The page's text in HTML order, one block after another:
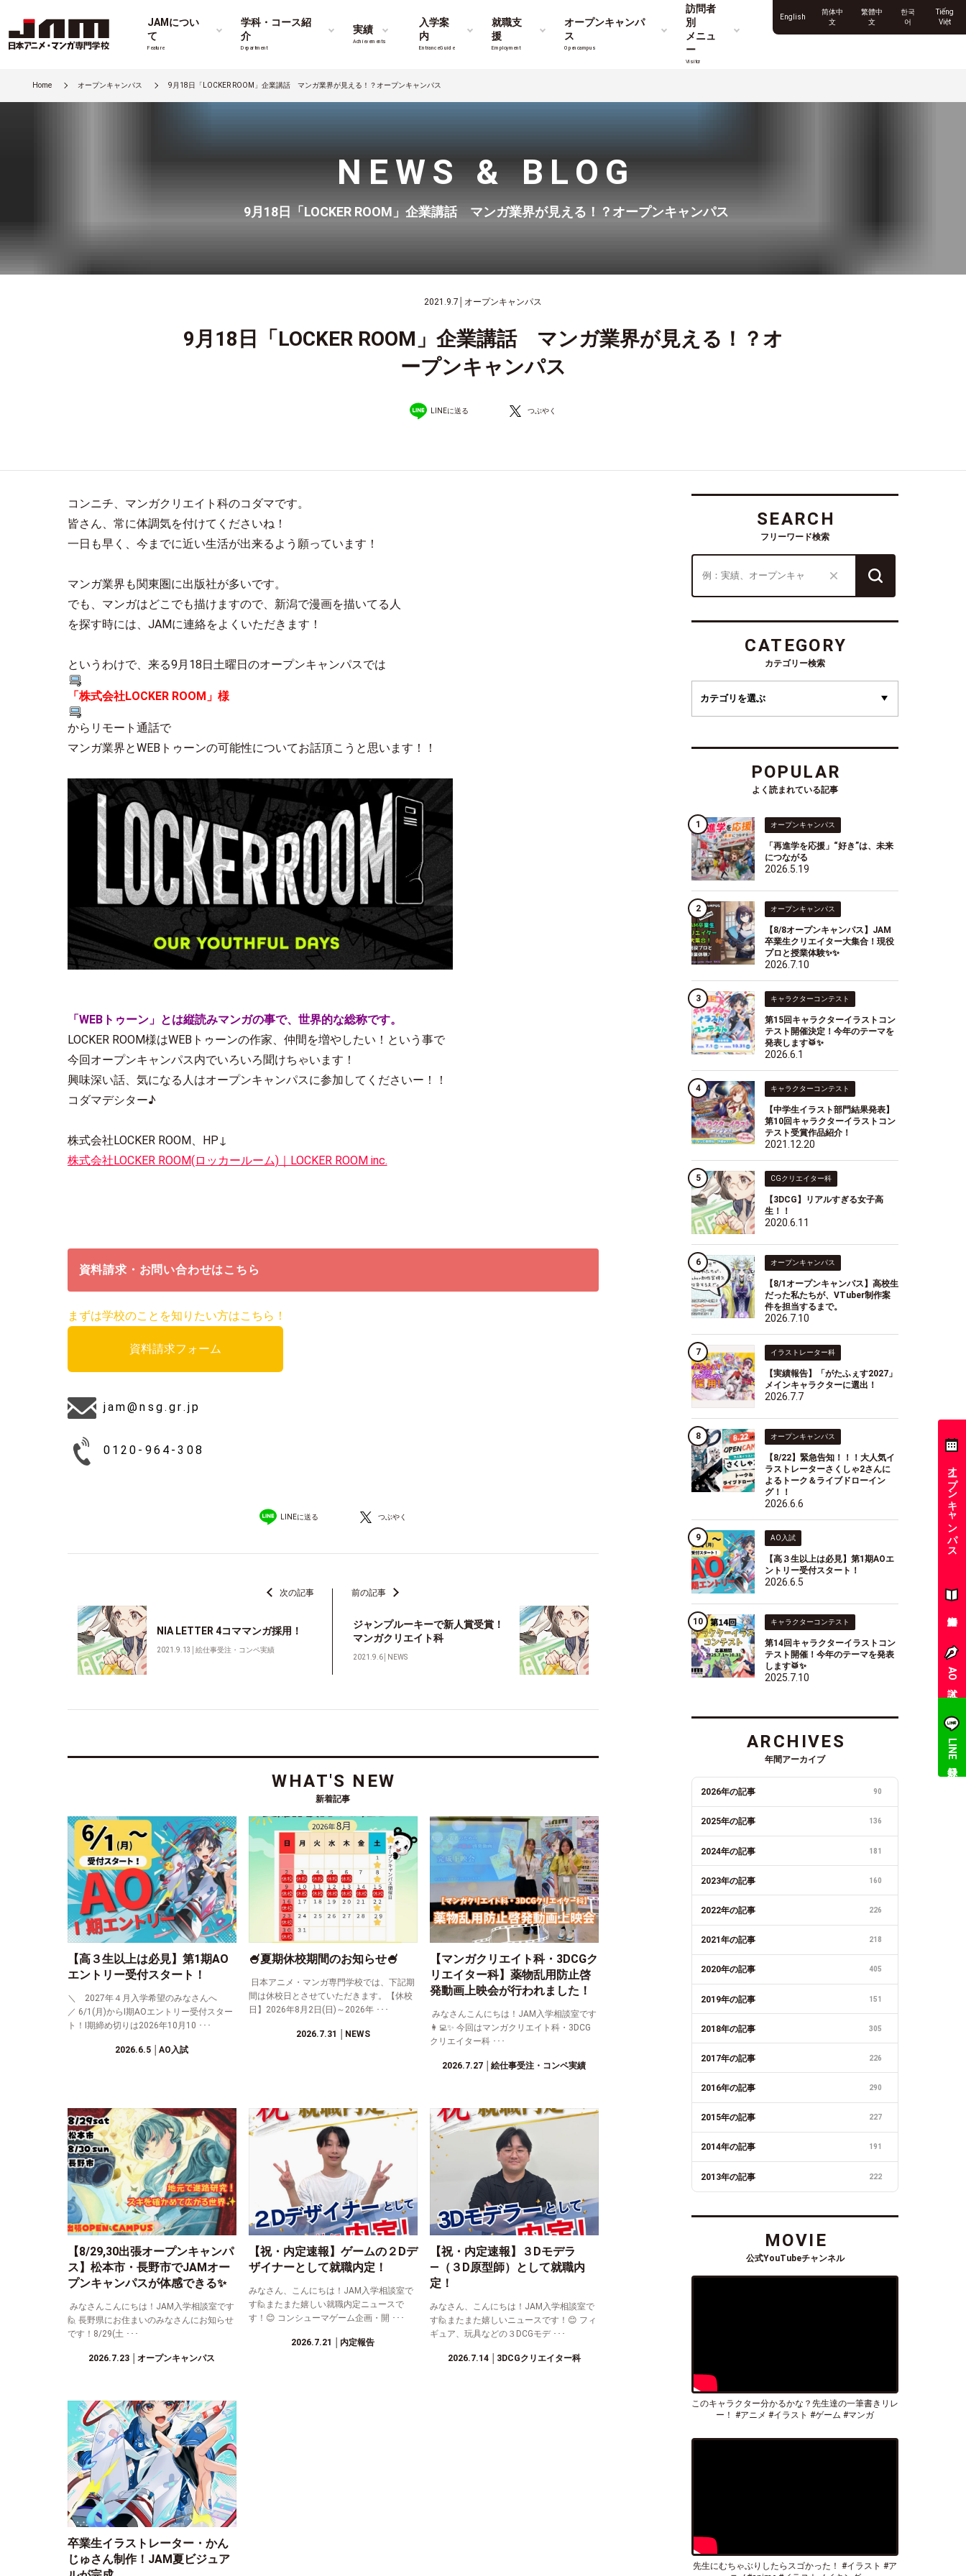
JAMについ
て
Feature
学科・コース紹
介
Department
実績
Achievements
入学案
内
Entrance Guide
就職支
援
Employment
オープンキャンパ
ス
Opencampus
訪問者
別
メニュ
ー
Visitor
English
简体中
文
繁體中
文
한국
어
Tiếng
Việt
Home オープンキャンパス 9月18日「LOCKER ROOM」企業講話 マンガ業界が見える！？オープンキャンパス
NEWS & BLOG
9月18日「LOCKER ROOM」企業講話 マンガ業界が見える！？オープンキャンパス
2021.9.7 オープンキャンパス
9月18日「LOCKER ROOM」企業講話 マンガ業界が見える！？オ
ープンキャンパス
LINEに送る つぶやく
コンニチ、マンガクリエイト科のコダマです。
皆さん、常に体調気を付けてくださいね！
一日も早く、今までに近い生活が出来るよう願っています！
マンガ業界も関東圏に出版社が多いです。
でも、マンガはどこでも描けますので、新潟で漫画を描いてる人
を探す時には、JAMに連絡をよくいただきます！
というわけで、来る9月18日土曜日のオープンキャンパスでは
「株式会社LOCKER ROOM」様
からリモート通話で
マンガ業界とWEBトゥーンの可能性についてお話頂こうと思います！！
「WEBトゥーン」とは縦読みマンガの事で、世界的な総称です。
LOCKER ROOM様はWEBトゥーンの作家、仲間を増やしたい！という事で
今回オープンキャンパス内でいろいろ聞けちゃいます！
興味深い話、気になる人はオープンキャンパスに参加してくださいー！！
コダマデシター♪
株式会社LOCKER ROOM、HP↓
株式会社LOCKER ROOM(ロッカールーム)｜LOCKER ROOM inc.
資料請求・お問い合わせはこちら
まずは学校のことを知りたい方はこちら！
資料請求フォーム
jam@nsg.gr.jp
0120-964-308
LINEに送る つぶやく
次の記事
NIA LETTER 4コママンガ採用！
2021.9.13 絵仕事受注・コンペ実績
前の記事
ジャンプルーキーで新人賞受賞！
マンガクリエイト科
2021.9.6 NEWS
WHAT'S NEW
新着記事
【高３生以上は必見】第1期AO
エントリー受付スタート！
＼ 2027年４月入学希望のみなさんへ
／ 6/1(月)からⅠ期AOエントリー受付スター
ト！Ⅰ期締め切りは2026年10月10 ･･･
2026.6.5 │AO入試
🍧夏期休校期間のお知らせ🍧
日本アニメ・マンガ専門学校では、下記期
間は休校日とさせていただきます。【休校
日】2026年8月2日(日)～2026年 ･･･
2026.7.31 │NEWS
【マンガクリエイト科・3DCGク
リエイター科】薬物乱用防止啓
発動画上映会が行われました！
みなさんこんにちは！JAM入学相談室です
👩‍💻✨ 今回はマンガクリエイト科・3DCG
クリエイター科 ･･･
2026.7.27 │絵仕事受注・コンペ実績
【8/29,30出張オープンキャンパ
ス】松本市・長野市でJAMオー
プンキャンパスが体感できる✨
みなさんこんにちは！JAM入学相談室です
🙋 長野県にお住まいのみなさんにお知らせ
です！8/29(土 ･･･
2026.7.23 │オープンキャンパス
【祝・内定速報】ゲームの２Dデ
ザイナーとして就職内定！
みなさん、こんにちは！JAM入学相談室で
す🙋またまた嬉しい就職内定ニュースで
す！😊 コンシューマゲーム企画・開 ･･･
2026.7.21 │内定報告
【祝・内定速報】３Dモデラ
―（３D原型師）として就職内
定！
みなさん、こんにちは！JAM入学相談室で
す🙋またまた嬉しいニュースです！😊 フィ
ギュア、玩具などの３DCGモデ ･･･
2026.7.14│3DCGクリエイター科
卒業生イラストレーター・かん
じゅさん制作！JAM夏ビジュア
SEARCH
フリーワード検索
CATEGORY
カテゴリー検索
POPULAR
よく読まれている記事
オープンキャンパス
「再進学を応援」“好き”は、未来
につながる
2026.5.19
オープンキャンパス
【8/8オープンキャンパス】JAM
卒業生クリエイター大集合！現役
プロと授業体験✨✨
2026.7.10
キャラクターコンテスト
第15回キャラクターイラストコン
テスト開催決定！今年のテーマを
発表します🥁✨
2026.6.1
キャラクターコンテスト
【中学生イラスト部門結果発表】
第10回キャラクターイラストコン
テスト受賞作品紹介！
2021.12.20
CGクリエイター科
【3DCG】リアルすぎる女子高
生！！
2020.6.11
オープンキャンパス
【8/1オープンキャンパス】高校生
だった私たちが、VTuber制作案
件を担当するまで。
2026.7.10
イラストレーター科
【実績報告】「がたふぇす2027」
メインキャラクターに選出！
2026.7.7
オープンキャンパス
【8/22】緊急告知！！！大人気イ
ラストレーターさくしゃ2さんに
よるトーク＆ライブドローイン
グ！！
2026.6.6
AO入試
【高３生以上は必見】第1期AOエ
ントリー受付スタート！
2026.6.5
キャラクターコンテスト
第14回キャラクターイラストコン
テスト開催！今年のテーマを発表
します🥁✨
2025.7.10
ARCHIVES
年間アーカイブ
2026年の記事 90
2025年の記事 136
2024年の記事 181
2023年の記事 160
2022年の記事 226
2021年の記事 218
2020年の記事 405
2019年の記事 151
2018年の記事 305
2017年の記事 226
2016年の記事 290
2015年の記事 227
2014年の記事 191
2013年の記事 222
MOVIE
公式YouTubeチャンネル
このキャラクター分かるかな？先生達の一筆書きリレ
ー！ #アニメ #イラスト #ゲーム #マンガ
先生にむちゃぶりしたらスゴかった！ #イラスト #ア
オープンキャンパス
AO入試
LINE登録